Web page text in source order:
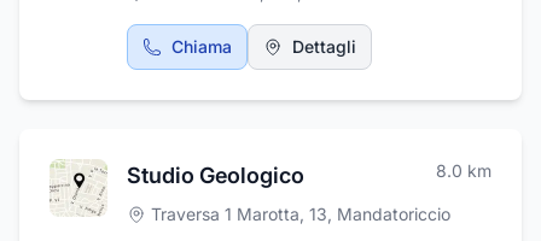
Chiama Dettagli
Studio Geologico 8.0 km
Traversa 1 Marotta, 13, Mandatoriccio